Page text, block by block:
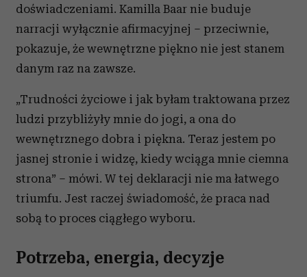
doświadczeniami. Kamilla Baar nie buduje
narracji wyłącznie afirmacyjnej – przeciwnie,
pokazuje, że wewnętrzne piękno nie jest stanem
danym raz na zawsze.
„Trudności życiowe i jak byłam traktowana przez
ludzi przybliżyły mnie do jogi, a ona do
wewnętrznego dobra i piękna. Teraz jestem po
jasnej stronie i widzę, kiedy wciąga mnie ciemna
strona” – mówi. W tej deklaracji nie ma łatwego
triumfu. Jest raczej świadomość, że praca nad
sobą to proces ciągłego wyboru.
Potrzeba, energia, decyzje